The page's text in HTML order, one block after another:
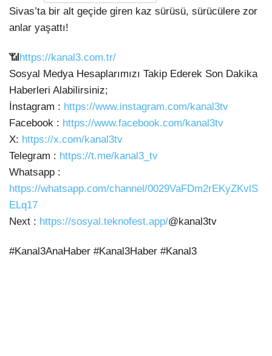
Sivas’ta bir alt geçide giren kaz sürüsü, sürücülere zor
anlar yaşattı!
📶https://kanal3.com.tr/
Sosyal Medya Hesaplarımızı Takip Ederek Son Dakika
Haberleri Alabilirsiniz;
İnstagram : https://www.instagram.com/kanal3tv
Facebook : https://www.facebook.com/kanal3tv
X: https://x.com/kanal3tv
Telegram : https://t.me/kanal3_tv
Whatsapp :
https://whatsapp.com/channel/0029VaFDm2rEKyZKvlS
ELq17
Next : https://sosyal.teknofest.app/@kanal3tv
#Kanal3AnaHaber #Kanal3Haber #Kanal3